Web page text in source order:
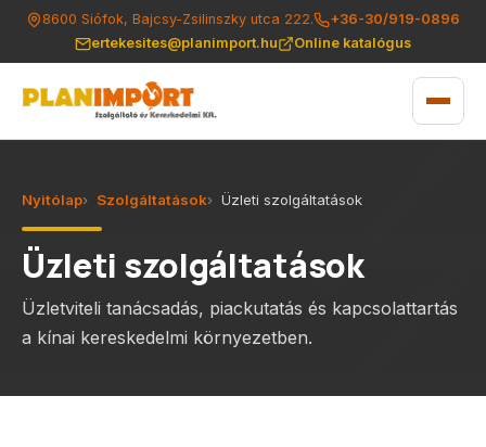
8600 Siófok, Bajcsy-Zsilinszky utca 222.
+36-30/919-0896
ertekesites@planimport.hu
Online katalógus
Nyitólap Szolgáltatások Üzleti szolgáltatások
Üzleti szolgáltatások
Üzletviteli tanácsadás, piackutatás és kapcsolattartás
a kínai kereskedelmi környezetben.